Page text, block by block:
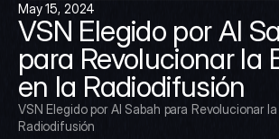
May 15, 2024
VSN Elegido por Al
para Revolucionar la
en la Radiodifusión
VSN Elegido por Al Sabah para Revolucionar
Radiodifusión